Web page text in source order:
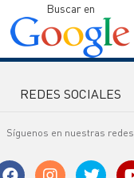
Buscar en
REDES SOCIALES
Síguenos en nuestras redes